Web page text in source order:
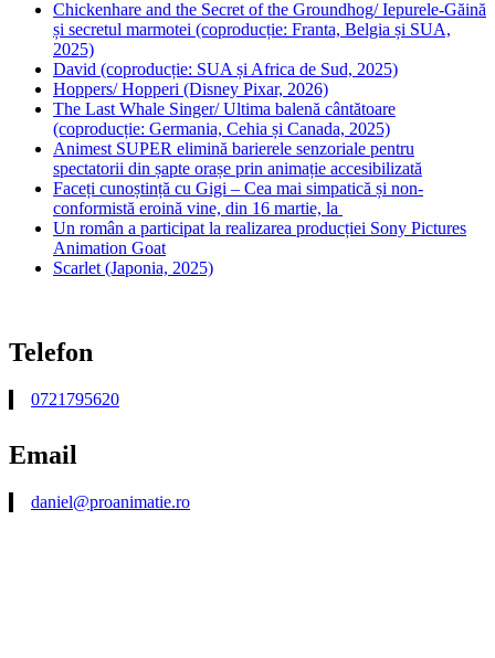
Chickenhare and the Secret of the Groundhog/ Iepurele-Găină
și secretul marmotei (coproducție: Franta, Belgia și SUA,
2025)
David (coproducție: SUA și Africa de Sud, 2025)
Hoppers/ Hopperi (Disney Pixar, 2026)
The Last Whale Singer/ Ultima balenă cântătoare
(coproducție: Germania, Cehia și Canada, 2025)
Animest SUPER elimină barierele senzoriale pentru
spectatorii din șapte orașe prin animație accesibilizată
Faceți cunoștință cu Gigi – Cea mai simpatică și non-
conformistă eroină vine, din 16 martie, la
Un român a participat la realizarea producției Sony Pictures
Animation Goat
Scarlet (Japonia, 2025)
Telefon
0721795620
Email
daniel@proanimatie.ro